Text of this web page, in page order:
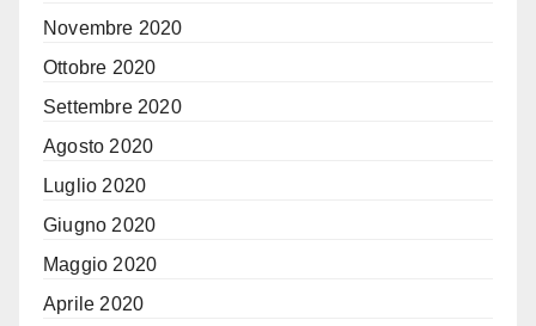
Novembre 2020
Ottobre 2020
Settembre 2020
Agosto 2020
Luglio 2020
Giugno 2020
Maggio 2020
Aprile 2020